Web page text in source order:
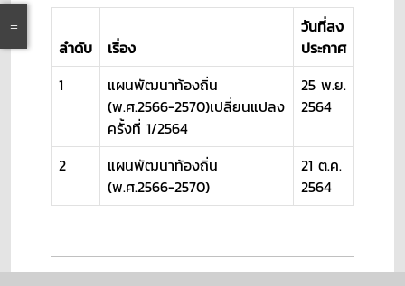
ลำดับ เรื่อง
วันที่ลง
ประกาศ
1
แผนพัฒนาท้องถิ่น
(พ.ศ.2566-2570)เปลี่ยนแปลง
ครั้งที่ 1/2564
25 พ.ย.
2564
2
แผนพัฒนาท้องถิ่น
(พ.ศ.2566-2570)
21 ต.ค.
2564